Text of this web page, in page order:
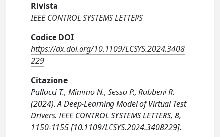
Rivista
IEEE CONTROL SYSTEMS LETTERS
Codice DOI
https://dx.doi.org/10.1109/LCSYS.2024.3408
229
Citazione
Pallacci T., Mimmo N., Sessa P., Rabbeni R.
(2024). A Deep-Learning Model of Virtual Test
Drivers. IEEE CONTROL SYSTEMS LETTERS, 8,
1150-1155 [10.1109/LCSYS.2024.3408229].